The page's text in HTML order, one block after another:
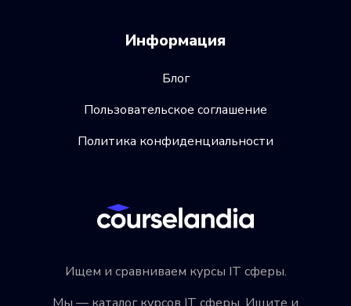
Ищем и сравниваем курсы IT сферы.
Информация
Блог
Пользовательское соглашение
Политика конфиденциальности